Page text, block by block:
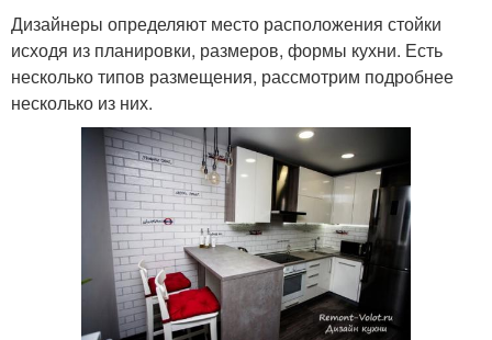
Дизайнеры определяют место расположения стойки
исходя из планировки, размеров, формы кухни. Есть
несколько типов размещения, рассмотрим подробнее
несколько из них.